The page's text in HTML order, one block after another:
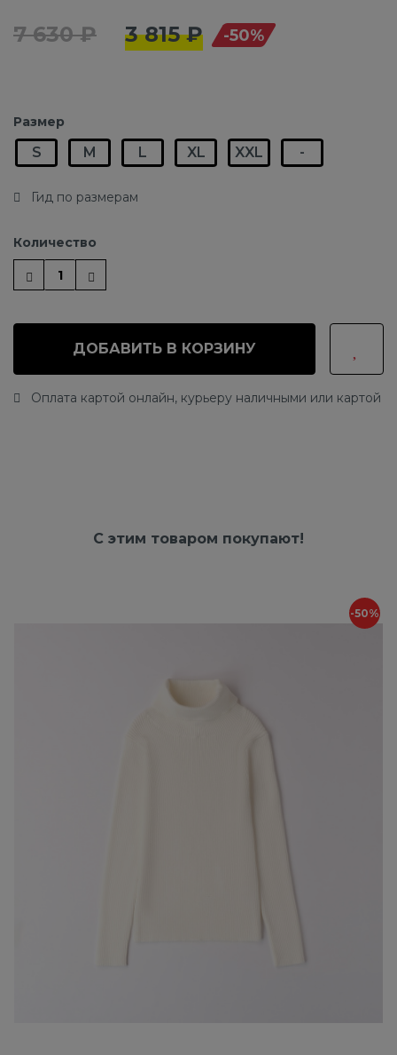
7 630 ₽ 3 815 ₽ -50%
Размер
S M L XL XXL -
Гид по размерам
Количество
ДОБАВИТЬ В КОРЗИНУ
Оплата картой онлайн, курьеру наличными или картой
С этим товаром покупают!
-50%